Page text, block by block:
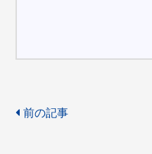
前の記事